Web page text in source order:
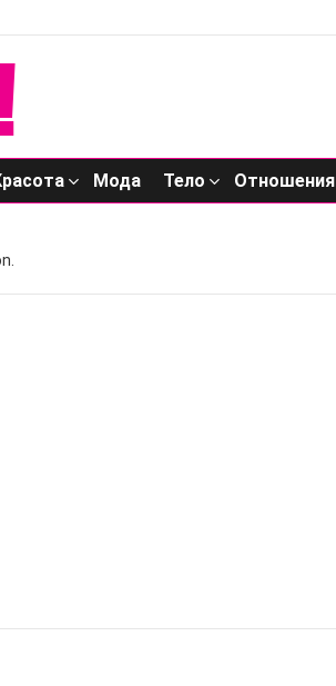
Мода Тело Отношения